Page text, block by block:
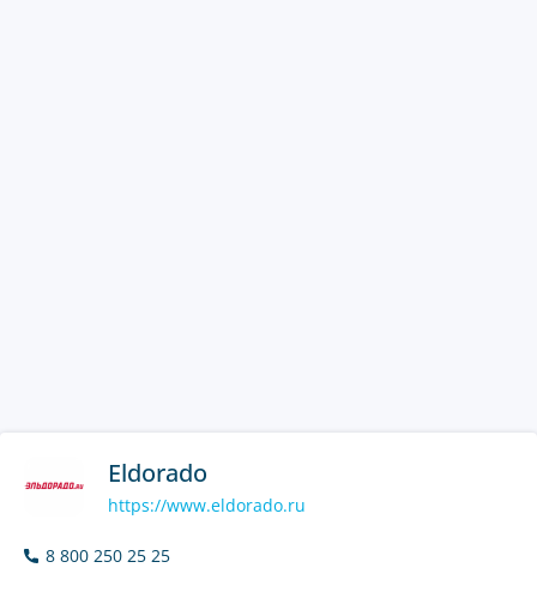
Eldorado
https://www.eldorado.ru
8 800 250 25 25